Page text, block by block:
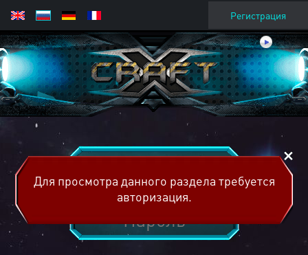
Регистрация
Для просмотра данного раздела требуется
авторизация.